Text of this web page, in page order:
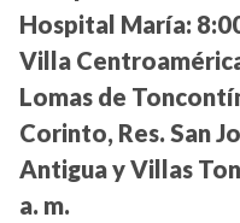
Hospital María:
Villa
Lomas de
Corinto, Res. San
Antigua y Villas
a. m.